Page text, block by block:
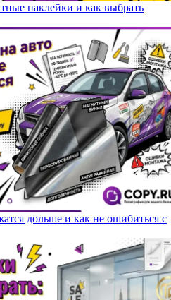
наклейки и как выбрать
дольше и как не ошибиться с